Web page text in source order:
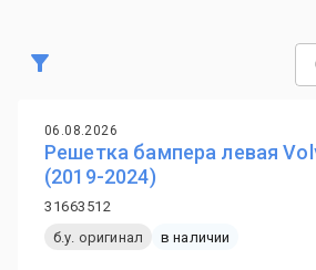
06.08.2026
Решетка бампера левая
(2019-2024)
31663512
б.у. оригинал
в наличии